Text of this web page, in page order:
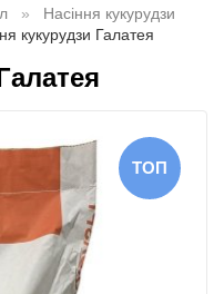
Насіння кукурудзи
кукурудзи Галатея
ТОП